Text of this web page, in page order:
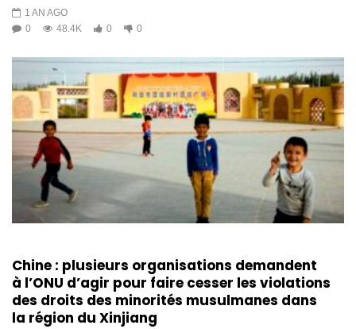
1 AN AGO
0
48.4K 0 0
Chine : plusieurs organisations demandent
à l’ONU d’agir pour faire cesser les violations
des droits des minorités musulmanes dans
la région du Xinjiang